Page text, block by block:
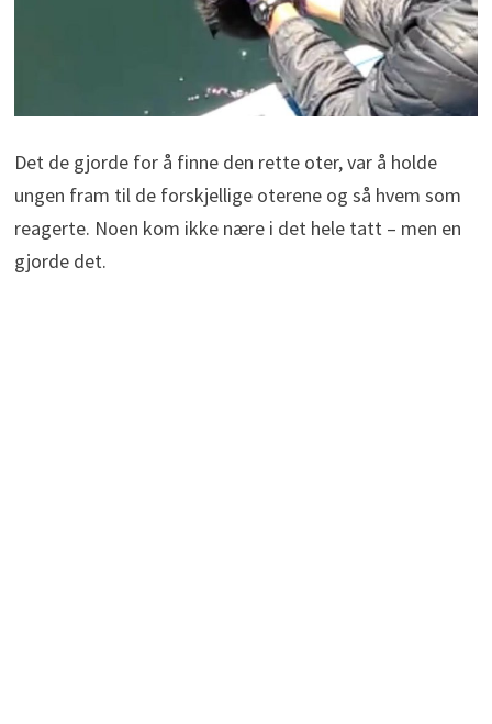
Det de gjorde for å finne den rette oter, var å holde
ungen fram til de forskjellige oterene og så hvem som
reagerte. Noen kom ikke nære i det hele tatt – men en
gjorde det.